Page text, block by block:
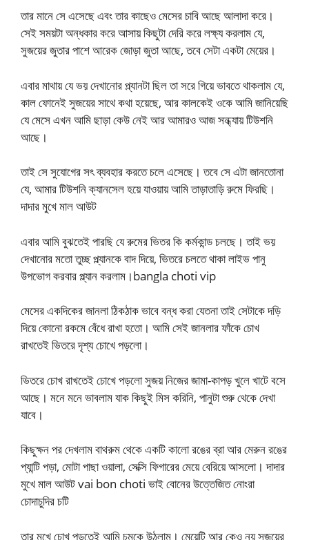
তার মানে সে এসেছে এবং তার কাছেও মেসের চাবি আছে আলাদা করে।
সেই সময়টা অন্ধকার করে আসায় কিছুটা দেরি করে লক্ষ্য করলাম যে,
সুজয়ের জুতার পাশে আরেক জোড়া জুতা আছে, তবে সেটা একটা মেয়ের।
এবার মাথায় যে ভয় দেখানোর প্ল্যানটা ছিল তা সরে গিয়ে ভাবতে থাকলাম যে,
কাল ফোনেই সুজয়ের সাথে কথা হয়েছে, আর কালকেই ওকে আমি জানিয়েছি
যে মেসে এখন আমি ছাড়া কেউ নেই আর আমারও আজ সন্ধ্যায় টিউশনি
আছে।
তাই সে সুযোগের সৎ ব্যবহার করতে চলে এসেছে। তবে সে এটা জানতোনা
যে, আমার টিউশনি ক্যানসেল হয়ে যাওয়ায় আমি তাড়াতাড়ি রুমে ফিরছি।
দাদার মুখে মাল আউট
এবার আমি বুঝতেই পারছি যে রুমের ভিতর কি কর্মকান্ড চলছে। তাই ভয়
দেখানোর মতো তুচ্ছ প্ল্যানকে বাদ দিয়ে, ভিতরে চলতে থাকা লাইভ পানু
উপভোগ করবার প্ল্যান করলাম।bangla choti vip
মেসের একদিকের জানলা ঠিকঠাক ভাবে বন্ধ করা যেতনা তাই সেটাকে দড়ি
দিয়ে কোনো রকমে বেঁধে রাখা হতো। আমি সেই জানলার ফাঁকে চোখ
রাখতেই ভিতরে দৃশ্য চোখে পড়লো।
ভিতরে চোখ রাখতেই চোখে পড়লো সুজয় নিজের জামা-কাপড় খুলে খাটে বসে
আছে। মনে মনে ভাবলাম যাক কিছুই মিস করিনি, পানুটা শুরু থেকে দেখা
যাবে।
কিছুক্ষন পর দেখলাম বাথরুম থেকে একটি কালো রঙের ব্রা আর মেরুন রঙের
প্যান্টি পড়া, মোটা পাছা ওয়ালা, সেক্সি ফিগারের মেয়ে বেরিয়ে আসলো। দাদার
মুখে মাল আউট vai bon choti ভাই বোনের উত্তেজিত নোংরা
চোদাচুদির চটি
তার মুখে চোখ পড়তেই আমি চমকে উঠলাম। মেয়েটি আর কেও নয় সুজয়ের